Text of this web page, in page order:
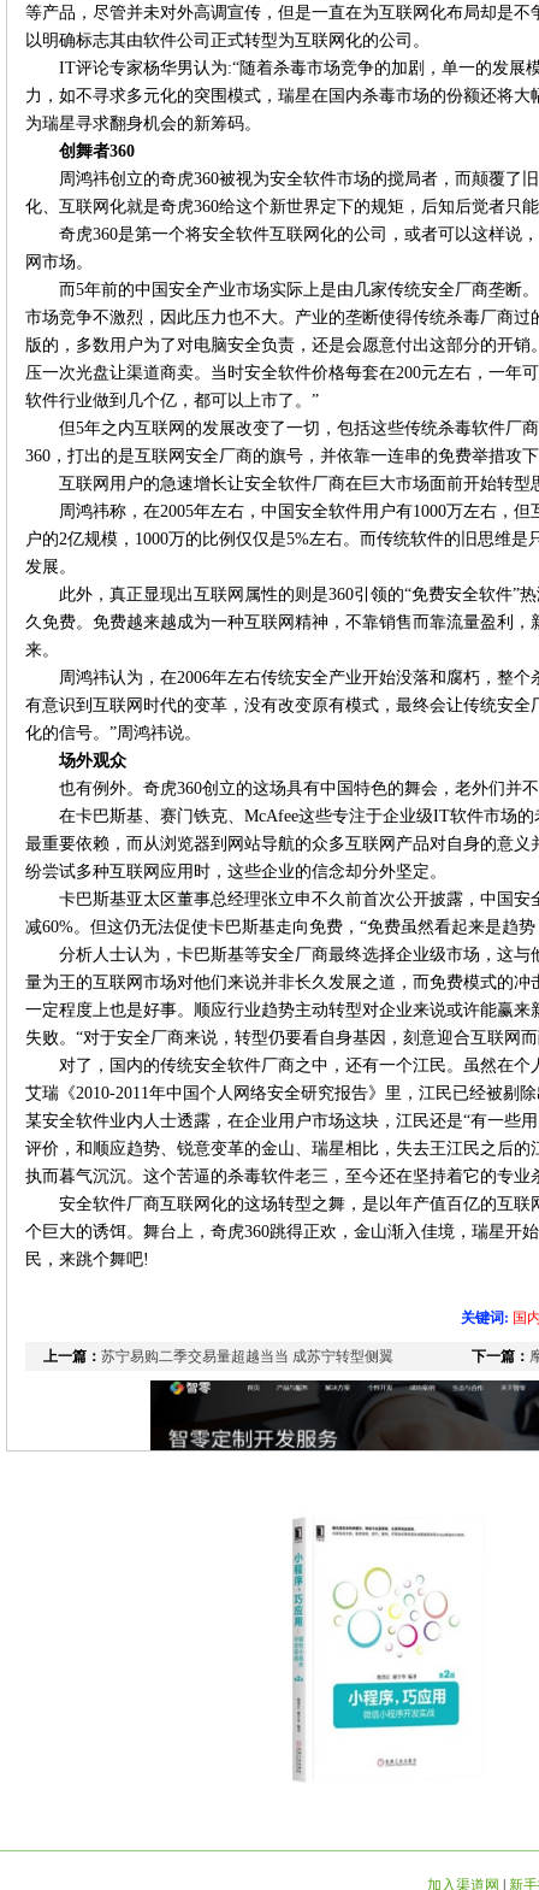
等产品，尽管并未对外高调宣传，但是一直在为互联网化布局却是
以明确标志其由软件公司正式转型为互联网化的公司。
IT评论专家杨华男认为:“随着杀毒市场竞争的加剧，单一的发展
力，如不寻求多元化的突围模式，瑞星在国内杀毒市场的份额还将
为瑞星寻求翻身机会的新筹码。
创舞者360
周鸿祎创立的奇虎360被视为安全软件市场的搅局者，而颠覆了
化、互联网化就是奇虎360给这个新世界定下的规矩，后知后觉者只
奇虎360是第一个将安全软件互联网化的公司，或者可以这样说
网市场。
而5年前的中国安全产业市场实际上是由几家传统安全厂商垄断
市场竞争不激烈，因此压力也不大。产业的垄断使得传统杀毒厂商过
版的，多数用户为了对电脑安全负责，还是会愿意付出这部分的开
压一次光盘让渠道商卖。当时安全软件价格每套在200元左右，一年
软件行业做到几个亿，都可以上市了。”
但5年之内互联网的发展改变了一切，包括这些传统杀毒软件厂
360，打出的是互联网安全厂商的旗号，并依靠一连串的免费举措攻
互联网用户的急速增长让安全软件厂商在巨大市场面前开始转型
周鸿祎称，在2005年左右，中国安全软件用户有1000万左右，
户的2亿规模，1000万的比例仅仅是5%左右。而传统软件的旧思维
发展。
此外，真正显现出互联网属性的则是360引领的“免费安全软件”
久免费。免费越来越成为一种互联网精神，不靠销售而靠流量盈利
来。
周鸿祎认为，在2006年左右传统安全产业开始没落和腐朽，整
有意识到互联网时代的变革，没有改变原有模式，最终会让传统安
化的信号。”周鸿祎说。
场外观众
也有例外。奇虎360创立的这场具有中国特色的舞会，老外们并
在卡巴斯基、赛门铁克、McAfee这些专注于企业级IT软件市场
最重要依赖，而从浏览器到网站导航的众多互联网产品对自身的意
纷尝试多种互联网应用时，这些企业的信念却分外坚定。
卡巴斯基亚太区董事总经理张立申不久前首次公开披露，中国
减60%。但这仍无法促使卡巴斯基走向免费，“免费虽然看起来是趋
分析人士认为，卡巴斯基等安全厂商最终选择企业级市场，这
量为王的互联网市场对他们来说并非长久发展之道，而免费模式的
一定程度上也是好事。顺应行业趋势主动转型对企业来说或许能赢来
失败。“对于安全厂商来说，转型仍要看自身基因，刻意迎合互联网
对了，国内的传统安全软件厂商之中，还有一个江民。虽然在
艾瑞《2010-2011年中国个人网络安全研究报告》里，江民已经被剔
某安全软件业内人士透露，在企业用户市场这块，江民还是“有一些
评价，和顺应趋势、锐意变革的金山、瑞星相比，失去王江民之后
执而暮气沉沉。这个苦逼的杀毒软件老三，至今还在坚持着它的专
安全软件厂商互联网化的这场转型之舞，是以年产值百亿的互
个巨大的诱饵。舞台上，奇虎360跳得正欢，金山渐入佳境，瑞星开
民，来跳个舞吧!
关键词: 国
上一篇： 苏宁易购二季交易量超越当当 成苏宁转型侧翼 下一篇：
加入渠道网 新